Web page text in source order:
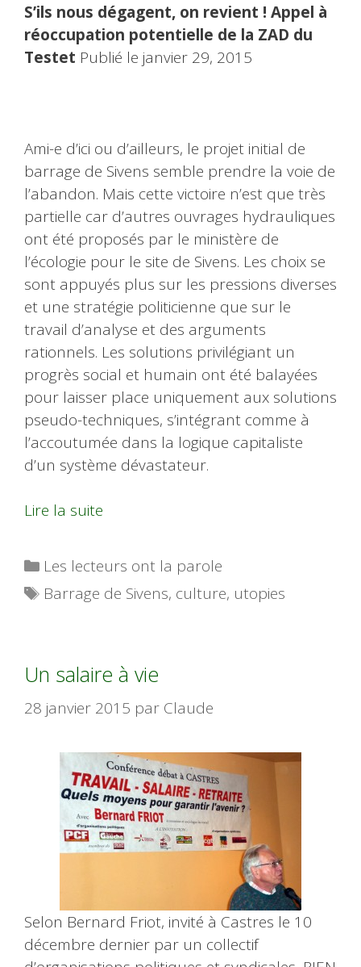
S’ils nous dégagent, on revient ! Appel à
réoccupation potentielle de la ZAD du
Testet Publié le janvier 29, 2015
Ami-e d’ici ou d’ailleurs, le projet initial de
barrage de Sivens semble prendre la voie de
l’abandon. Mais cette victoire n’est que très
partielle car d’autres ouvrages hydrauliques
ont été proposés par le ministère de
l’écologie pour le site de Sivens. Les choix se
sont appuyés plus sur les pressions diverses
et une stratégie politicienne que sur le
travail d’analyse et des arguments
rationnels. Les solutions privilégiant un
progrès social et humain ont été balayées
pour laisser place uniquement aux solutions
pseudo-techniques, s’intégrant comme à
l’accoutumée dans la logique capitaliste
d’un système dévastateur.
Lire la suite
Catégories
Les lecteurs ont la parole
Étiquettes
Barrage de Sivens, culture, utopies
Un salaire à vie
28 janvier 2015 par Claude
Selon Bernard Friot, invité à Castres le 10
décembre dernier par un collectif